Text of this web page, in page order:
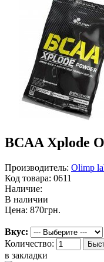
BCAA Xplode
Производитель: Olimp
Код товара: 0611
Наличие:
В наличии
Цена: 870грн.
Вкус:
Количество:
в закладки